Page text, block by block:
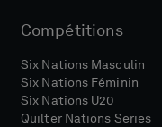
Compétitions
Six Nations Masculin
Six Nations Féminin
Six Nations U20
Quilter Nations Series